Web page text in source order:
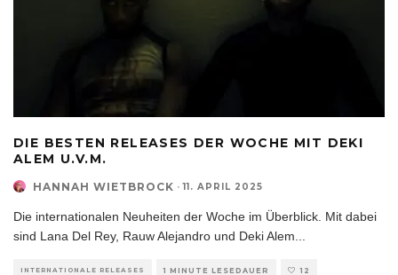
DIE BESTEN RELEASES DER WOCHE MIT DEKI
ALEM U.V.M.
HANNAH WIETBROCK · 11. APRIL 2025
Die internationalen Neuheiten der Woche im Überblick. Mit dabei
sind Lana Del Rey, Rauw Alejandro und Deki Alem
INTERNATIONALE RELEASES 1 MINUTE LESEDAUER 12